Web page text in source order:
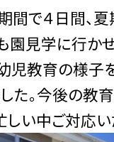
間で４日間、
見学に行かせ
児教育の様
た。今後の教
い中ご対応い